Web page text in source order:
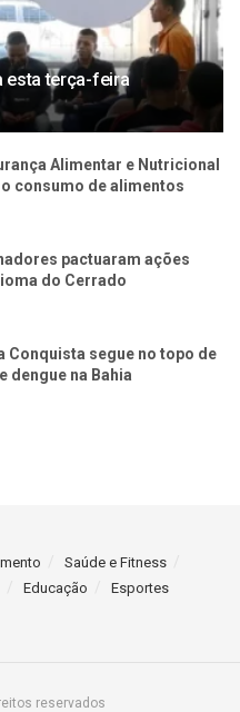
esta terça-feira
Alimentar e Nutricional
consumo de alimentos
pactuaram ações
do Cerrado
Conquista segue no topo de
dengue na Bahia
Saúde e Fitness
Educação Esportes
reservados